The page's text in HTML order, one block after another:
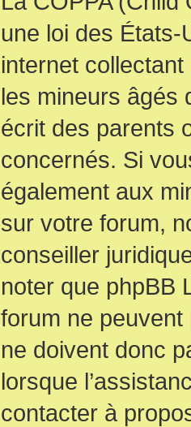
une loi des États-
internet
les mineurs âgés
écrit des parents
concernés. Si
également aux
sur votre forum,
conseiller
noter que phpBB
forum ne peuvent
ne doivent donc
lorsque
contacter à